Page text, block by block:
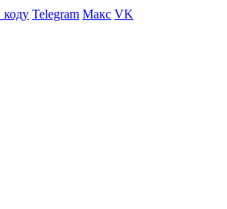
коду Telegram Макс VK